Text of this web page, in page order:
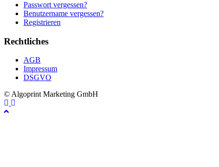
Passwort vergessen?
Benutzername vergessen?
Registrieren
Rechtliches
AGB
Impressum
DSGVO
© Algoprint Marketing GmbH